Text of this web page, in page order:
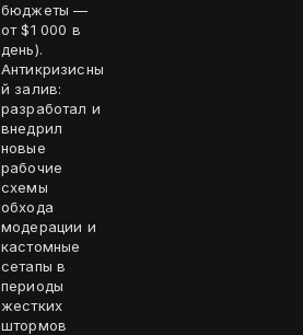
бюджеты —
от $1 000 в
день).
Антикризисны
й залив:
разработал и
внедрил
новые
рабочие
схемы
обхода
модерации и
кастомные
сетапы в
периоды
жестких
штормов